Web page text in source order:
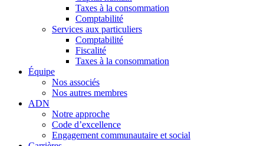
Taxes à la consommation
Comptabilité
Services aux particuliers
Comptabilité
Fiscalité
Taxes à la consommation
Équipe
Nos associés
Nos autres membres
ADN
Notre approche
Code d’excellence
Engagement communautaire et social